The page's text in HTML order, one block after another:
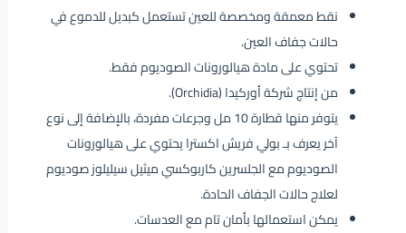
نقط معمقة ومخصصة للعين تستعمل كبديل للدموع في
حالات جفاف العين.
تحتوي على مادة هيالورونات الصوديوم فقط.
من إنتاج شركة أوركيدا (Orchidia).
يتوفر منها قطارة 10 مل وجرعات مفردة، بالإضافة إلى نوع
آخر يعرف بـ بولي فريش اكسترا يحتوي على هيالورونات
الصوديوم مع الجلسرين كاربوكسي ميثيل سيليلوز صوديوم
لعلاج حالات الجفاف الحادة.
يمكن استعمالها بأمان تام مع العدسات.